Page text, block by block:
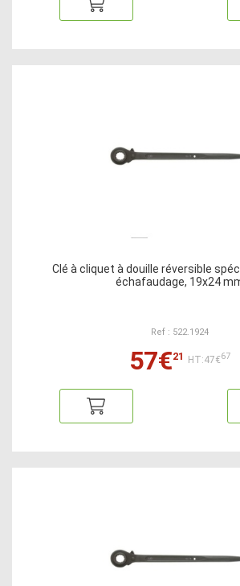
Clé à cliquet à douille réversible
échafaudage, 19x24
Ref : 522.1924
57€21 HT:47€67